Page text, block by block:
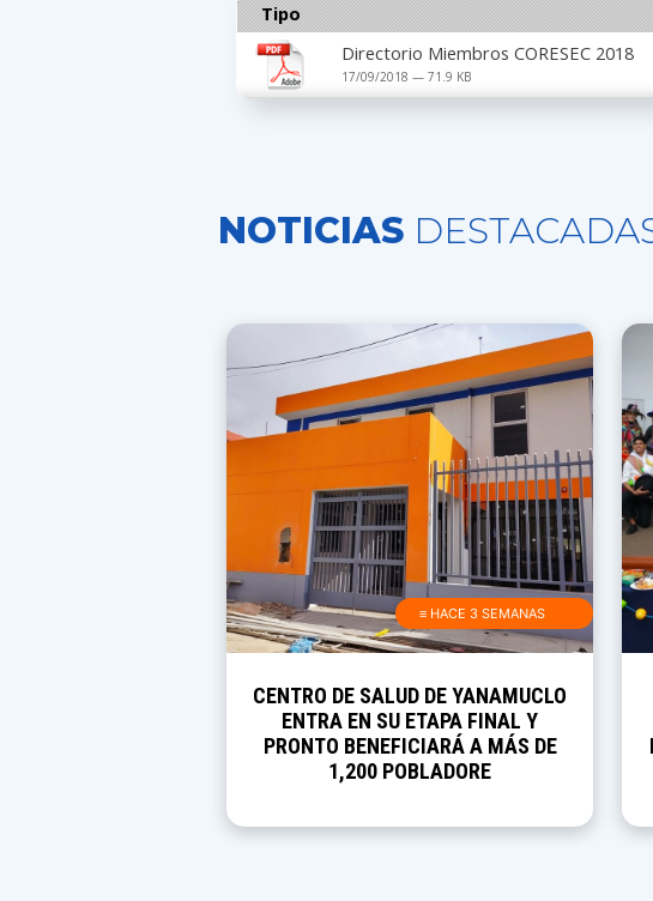
Tipo
Directorio Miembros CORESEC 2018
17/09/2018 — 71.9 KB
NOTICIAS
≡ HACE 3 SEMANAS
CENTRO DE SALUD DE YANAMUCLO
ENTRA EN SU ETAPA FINAL Y
PRONTO BENEFICIARÁ A MÁS DE
1,200 POBLADORE